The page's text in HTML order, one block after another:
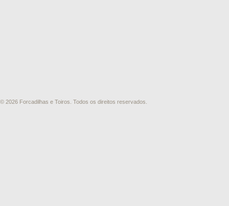
© 2026 Forcadilhas e Toiros. Todos os direitos reservados.